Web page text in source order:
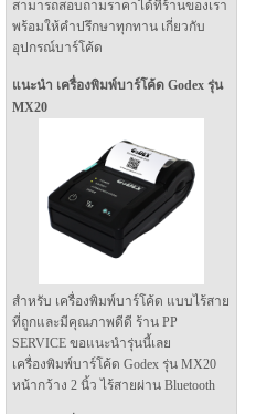
สามารถสอบถามราคาได้ที่ร้านของเรา
พร้อมให้คำปรึกษาทุกทาน เกี่ยวกับ
อุปกรณ์บาร์โค้ด
แนะนำ เครื่องพิมพ์บาร์โค้ด Godex รุ่น
MX20
สำหรับ เครื่องพิมพ์บาร์โค้ด แบบไร้สาย
ที่ถูกและมีคุณภาพดีดี ร้าน PP
SERVICE ขอแนะนำรุ่นนี้เลย
เครื่องพิมพ์บาร์โค้ด Godex รุ่น MX20
หน้ากว้าง 2 นิ้ว ไร้สายผ่าน Bluetooth